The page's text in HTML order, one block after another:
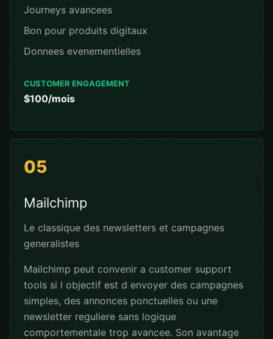
Journeys avancees
Bon pour produits digitaux
Donnees evenementielles
CUSTOMER ENGAGEMENT
$100/mois
05
Mailchimp
Le classique des newsletters et campagnes
generalistes
Mailchimp peut convenir a customer support
tools si l objectif est d envoyer des campagnes
simples, des annonces ponctuelles ou une
newsletter reguliere sans logique
comportementale trop avancee. Son avantage